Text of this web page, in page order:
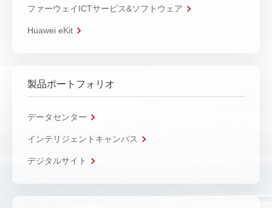
ファーウェイICTサービス&ソフトウェア
Huawei eKit
製品ポートフォリオ
データセンター
インテリジェントキャンパス
デジタルサイト